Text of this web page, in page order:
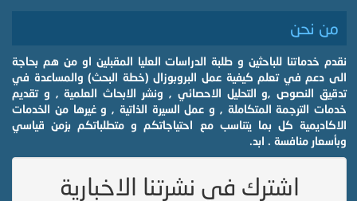
من نحن
نقدم خدماتنا للباحثين و طلبة الدراسات العليا المقبلين او من هم بحاجة
الى دعم في تعلم كيفية عمل البروبوزال (خطة البحث) والمساعدة في
تدقيق النصوص ,و التحليل الاحصائي , ونشر الابحاث العلمية , و تقديم
خدمات الترجمة المتكاملة , و عمل السيرة الذاتية , و غيرها من الخدمات
الاكاديمية كل بما يتناسب مع احتياجاتكم و متطلباتكم بزمن قياسي
وبأسعار منافسة . ابد.
اشترك في نشرتنا الاخبارية